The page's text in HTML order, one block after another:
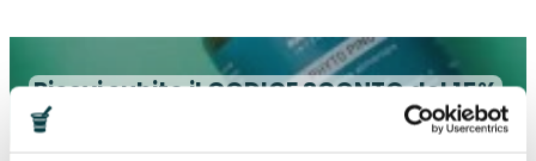
Ricevi subito il CODICE SCONTO del 15%
valido sul tuo PRIMO ORDINE